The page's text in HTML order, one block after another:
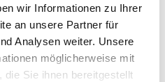
wir Informationen zu Ihrer
an unsere Partner für
Analysen weiter. Unsere
möglicherweise mit
Sie ihnen bereitgestellt